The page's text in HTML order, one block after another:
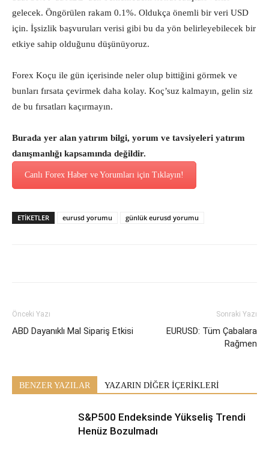
gelecek. Öngörülen rakam 0.1%. Oldukça önemli bir veri USD
için. İşsizlik başvuruları verisi gibi bu da yön belirleyebilecek bir
etkiye sahip olduğunu düşünüyoruz.
Forex Koçu ile gün içerisinde neler olup bittiğini görmek ve
bunları fırsata çevirmek daha kolay. Koç’suz kalmayın, gelin siz
de bu fırsatları kaçırmayın.
Burada yer alan yatırım bilgi, yorum ve tavsiyeleri yatırım
danışmanlığı kapsamında değildir.
Canlı Forex Haber ve Yorumları için Tıklayın!
ETİKETLER eurusd yorumu günlük eurusd yorumu
Önceki Yazı
ABD Dayanıklı Mal Sipariş Etkisi
Sonraki Yazı
EURUSD: Tüm Çabalara
Rağmen
BENZER YAZILAR YAZARIN DİĞER İÇERİKLERİ
S&P500 Endeksinde Yükseliş Trendi
Henüz Bozulmadı